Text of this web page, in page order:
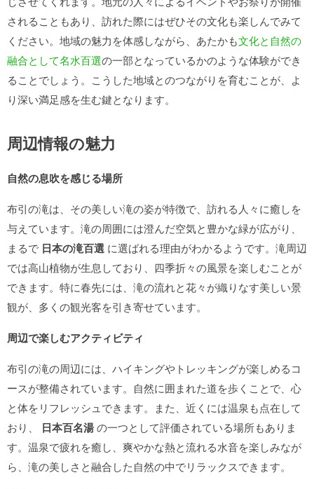
されることもあり、訪れた際にはぜひその文化も楽しんでみて
ください。地域の魅力を体感しながら、あたかも文化と自然の
融合として名水百選の一部となっているかのような体験ができ
ることでしょう。こうした地域とのつながりを育むことが、よ
り深い満足感を生む鍵となります。
周辺情報の魅力
自然の息吹を感じる場所
布引の滝は、その美しい滝の姿が特徴で、訪れる人々に癒しを
与えています。滝の周囲には澄んだ空気と豊かな緑が広がり、
まるで 日本の滝百選 に選ばれる理由がわかるようです。滝周辺
では高山植物が生息しており、四季折々の風景を楽しむことが
できます。特に春先には、滝の流れと花々が織りなす美しい景
観が、多くの観光客を引き寄せています。
周辺で楽しむアクティビティ
布引の滝の周辺には、ハイキングやトレッキングが楽しめるコ
ースが整備されています。自然に囲まれた道を歩くことで、心
と体をリフレッシュできます。また、近くには温泉も点在して
おり、 日本百名湯の一つとして評価されている場所もありま
す。温泉で疲れを癒し、爽やかな熱と流れる水音を楽しみなが
ら、滝の美しさと融合した自然の中でリラックスできます。